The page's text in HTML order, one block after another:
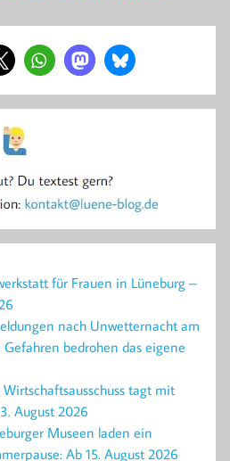
für Frauen in Lüneburg –
nach Unwetternacht am
Gefahren bedrohen das eigene
tagt mit
August 2026
Museen laden ein
Ab 15. August 2026